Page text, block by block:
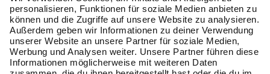
Wandlicht eine stimmungsvolle Atmosphäre, indem es
eine gesamte Wand oder nur einen bestimmten Punkt in
Szene setzt. Im hagebaumarkt Onlineshop findest Du eine
große Auswahl attraktiver Wandbeleuchtungen in den
verschiedensten Varianten, die sich perfekt in Deinen